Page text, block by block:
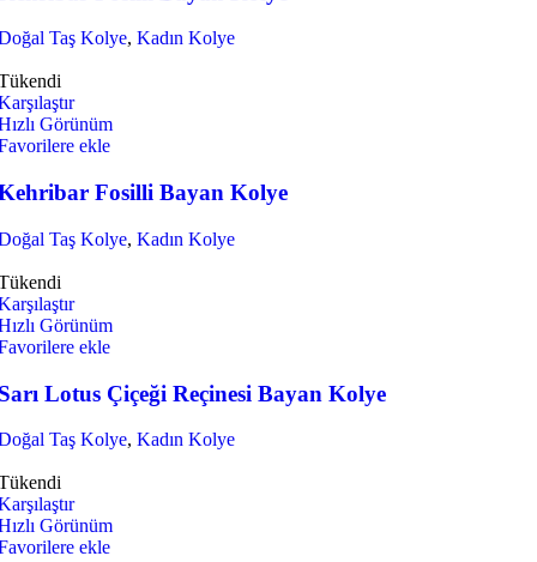
Taş Kolye, Kadın Kolye
Görünüm
ekle
Fosilli Bayan Kolye
Taş Kolye, Kadın Kolye
Görünüm
ekle
Lotus Çiçeği Reçinesi Bayan Kolye
Taş Kolye, Kadın Kolye
Görünüm
ekle